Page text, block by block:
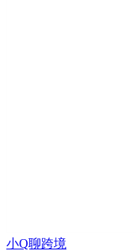
小Q聊跨境